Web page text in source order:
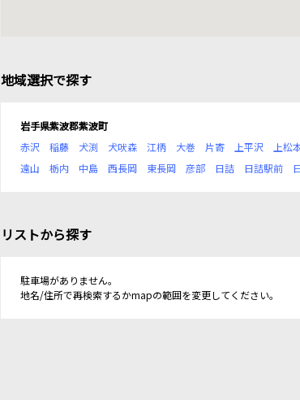
地域選択で探す
岩手県紫波郡紫波町
赤沢
稲藤 犬渕 犬吠森 江柄 大巻 片寄 上平沢 上松
遠山
栃内 中島 西長岡 東長岡 彦部 日詰 日詰駅前
リストから探す
駐車場がありません。
地名/住所で再検索するかmapの範囲を変更してください。